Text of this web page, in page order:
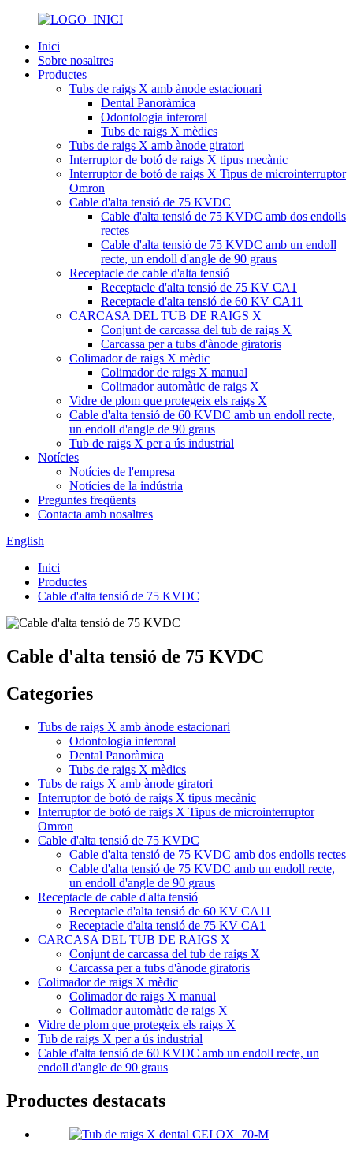
Inici
Sobre nosaltres
Productes
Tubs de raigs X amb ànode estacionari
Dental Panoràmica
Odontologia interoral
Tubs de raigs X mèdics
Tubs de raigs X amb ànode giratori
Interruptor de botó de raigs X tipus mecànic
Interruptor de botó de raigs X Tipus de microinterruptor
Omron
Cable d'alta tensió de 75 KVDC
Cable d'alta tensió de 75 KVDC amb dos endolls
rectes
Cable d'alta tensió de 75 KVDC amb un endoll
recte, un endoll d'angle de 90 graus
Receptacle de cable d'alta tensió
Receptacle d'alta tensió de 75 KV CA1
Receptacle d'alta tensió de 60 KV CA11
CARCASA DEL TUB DE RAIGS X
Conjunt de carcassa del tub de raigs X
Carcassa per a tubs d'ànode giratoris
Colimador de raigs X mèdic
Colimador de raigs X manual
Colimador automàtic de raigs X
Vidre de plom que protegeix els raigs X
Cable d'alta tensió de 60 KVDC amb un endoll recte,
un endoll d'angle de 90 graus
Tub de raigs X per a ús industrial
Notícies
Notícies de l'empresa
Notícies de la indústria
Preguntes freqüents
Contacta amb nosaltres
English
Inici
Productes
Cable d'alta tensió de 75 KVDC
Cable d'alta tensió de 75 KVDC
Categories
Tubs de raigs X amb ànode estacionari
Odontologia interoral
Dental Panoràmica
Tubs de raigs X mèdics
Tubs de raigs X amb ànode giratori
Interruptor de botó de raigs X tipus mecànic
Interruptor de botó de raigs X Tipus de microinterruptor
Omron
Cable d'alta tensió de 75 KVDC
Cable d'alta tensió de 75 KVDC amb dos endolls rectes
Cable d'alta tensió de 75 KVDC amb un endoll recte,
un endoll d'angle de 90 graus
Receptacle de cable d'alta tensió
Receptacle d'alta tensió de 60 KV CA11
Receptacle d'alta tensió de 75 KV CA1
CARCASA DEL TUB DE RAIGS X
Conjunt de carcassa del tub de raigs X
Carcassa per a tubs d'ànode giratoris
Colimador de raigs X mèdic
Colimador de raigs X manual
Colimador automàtic de raigs X
Vidre de plom que protegeix els raigs X
Tub de raigs X per a ús industrial
Cable d'alta tensió de 60 KVDC amb un endoll recte, un
endoll d'angle de 90 graus
Productes destacats